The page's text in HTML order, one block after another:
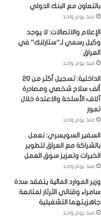
بالتعاون مع البنك الدولي
منذ يوم واحد
الإعلام والاتصالات: لا يوجد
وكيل رسمي لـ”ستارلنك” في
العراق
منذ يوم واحد
الداخلية: تسجيل أكثر من 20
ألف سلاح شخصي ومصادرة
آلاف الأسلحة والاعتدة خلال
تموز
منذ يوم واحد
السفير السويسري: نعمل
بالشراكة مع العراق لتطوير
الخبرات وتعزيز سوق العمل
منذ يوم واحد
وزير الموارد المائية يتفقد سدة
سامراء وقناتي الثرثار لمتابعة
جاهزيتهما التشغيلية
منذ يوم واحد